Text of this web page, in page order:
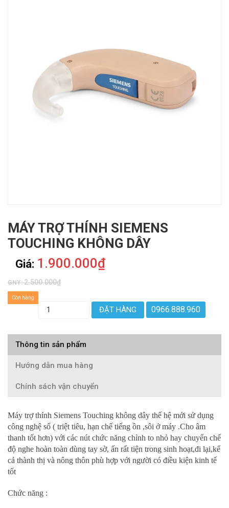
MÁY TRỢ THÍNH SIEMENS
TOUCHING KHÔNG DÂY
Giá: 1.900.000₫
GNY:2.500.000₫
Còn hàng
ĐẶT HÀNG 0966.888.960
Thông tin sản phẩm
Hướng dẫn mua hàng
Chính sách vận chuyển
Máy trợ thính Siemens Touching không dây thế hệ mới sử dụng
công nghệ số ( triệt tiêu, hạn chế tiếng ồn ,sôi ở máy .Cho âm
thanh tốt hơn) với các nút chức năng chỉnh to nhỏ hay chuyển chế
độ nghe hoàn toàn dùng tay sờ, ấn rất tiện trong sinh hoạt,đi lại,kể
cả thành thị và nông thôn phù hợp với người có điều kiện kinh tế
tốt
Chức năng :